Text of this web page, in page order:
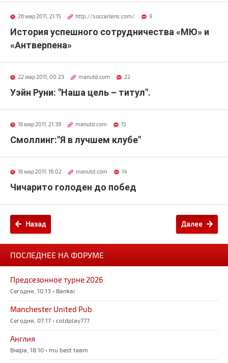
26 мар 2011, 21:15 http://soccerlens.com/ 9
История успешного сотрудничества «МЮ» и
«Антверпена»
22 мар 2011, 00:23 manutd.com 22
Уэйн Руни: "Наша цель – титул".
16 мар 2011, 21:39 manutd.com 15
Смоллинг:"Я в лучшем клубе"
16 мар 2011, 16:02 manutd.com 14
Чичарито голоден до побед
Назад Далее
ПОСЛЕДНЕЕ НА ФОРУМЕ
Предсезонное турне 2026
Сегодня, 10:13 • Bankai
Manchester United Pub
Сегодня, 07:17 • coldplay777
Англия
Вчера, 18:10 • mu best team